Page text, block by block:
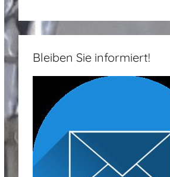
Bleiben Sie informiert!